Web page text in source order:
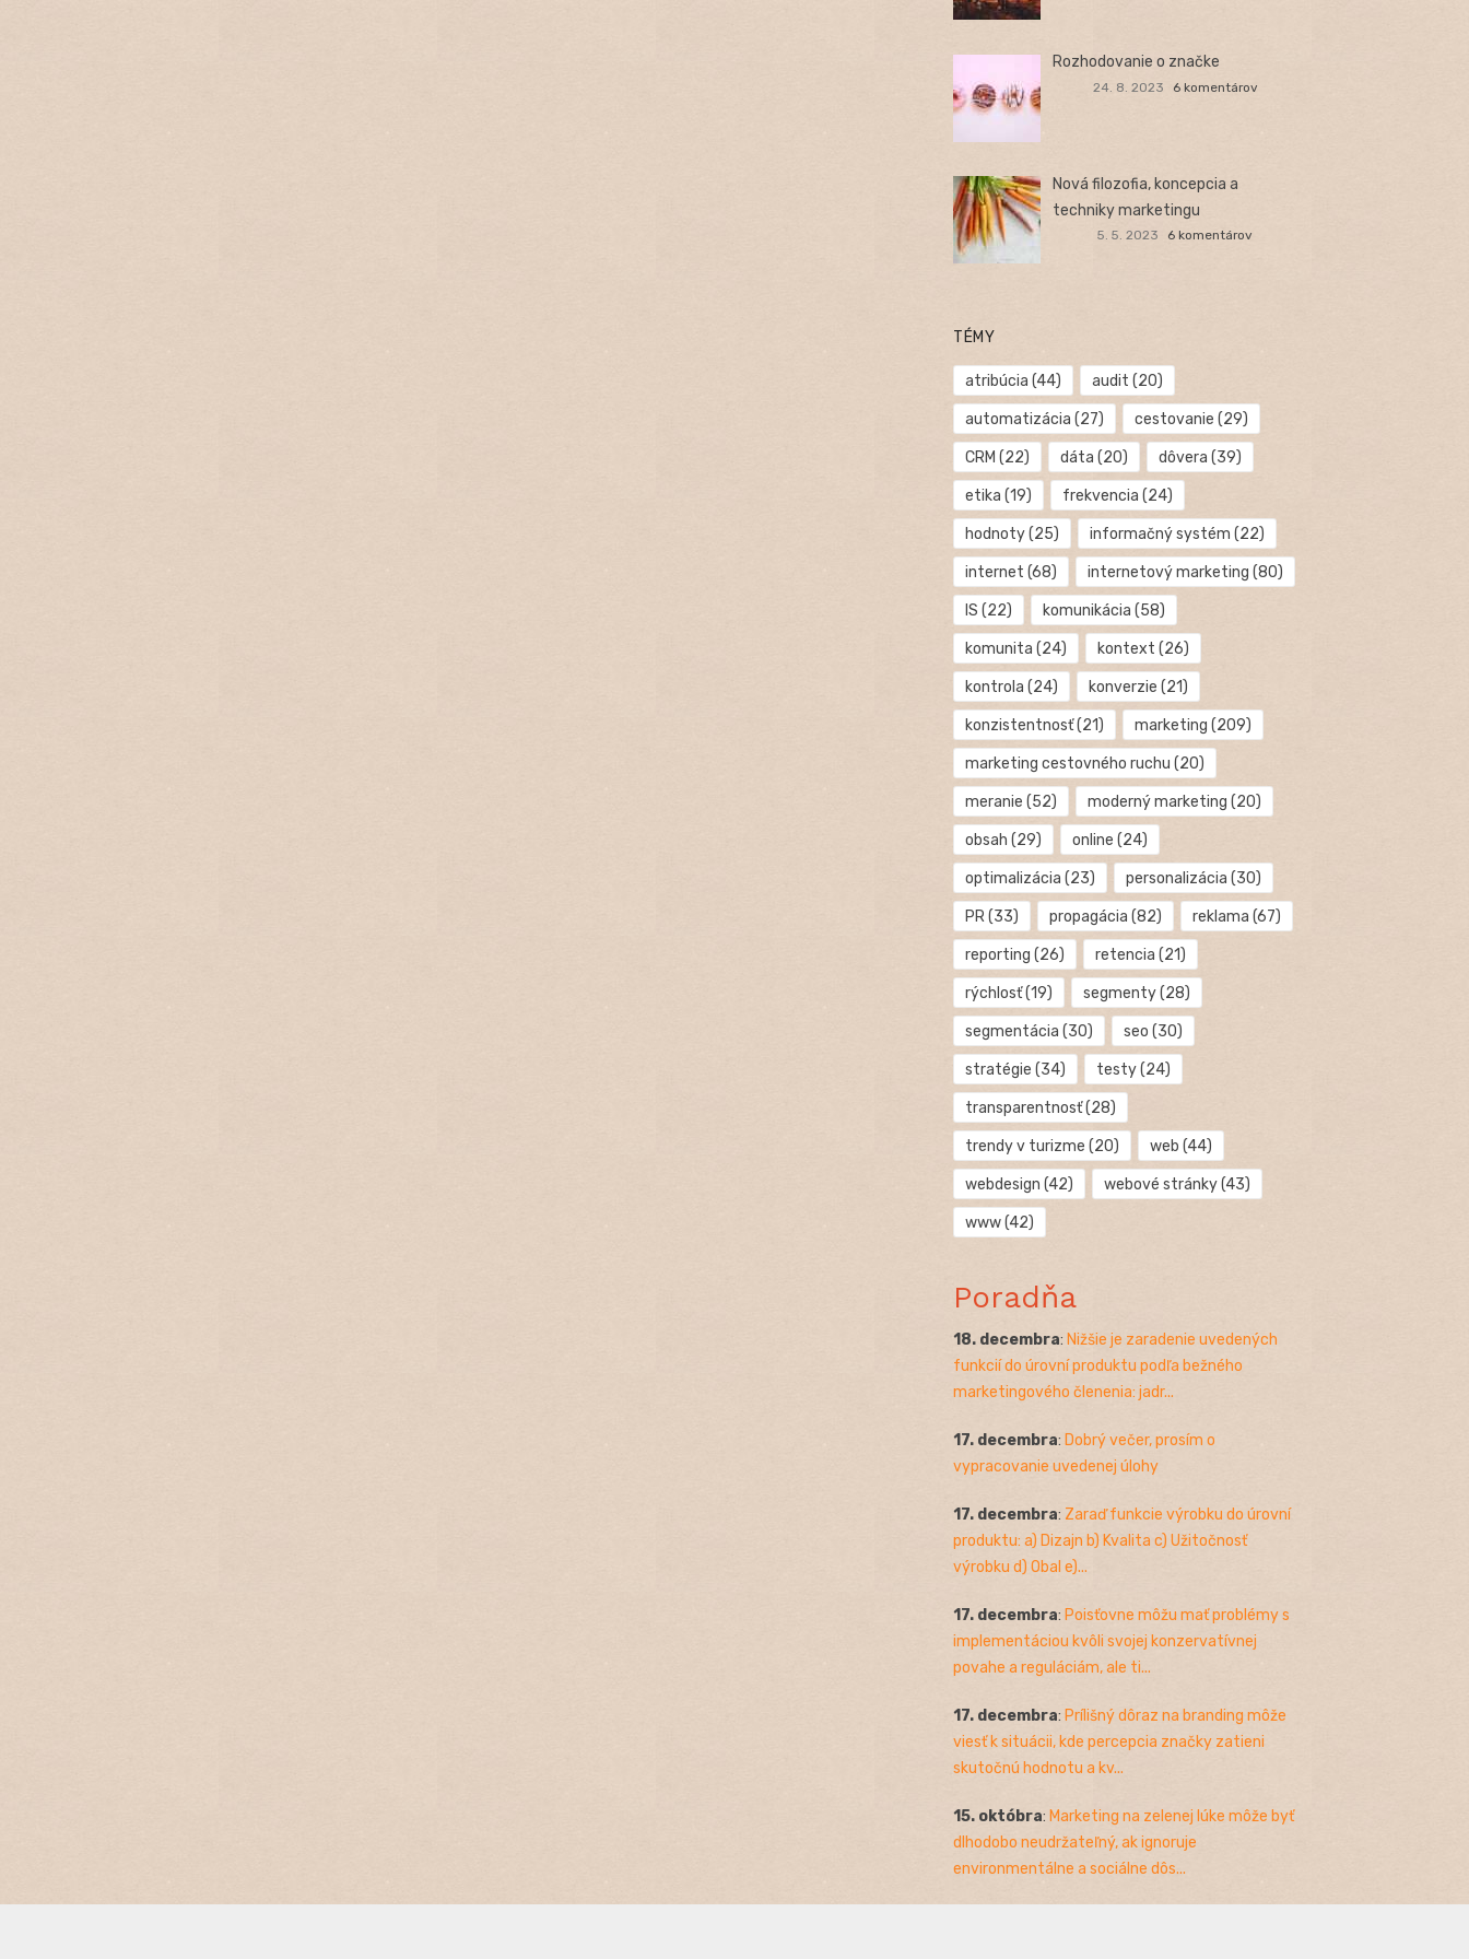
Rozhodovanie o značke
24. 8. 2023 6 komentárov
Nová filozofia, koncepcia a
techniky marketingu
5. 5. 2023 6 komentárov
TÉMY
atribúcia (44) audit (20)
automatizácia (27) cestovanie (29)
CRM (22) dáta (20) dôvera (39)
etika (19) frekvencia (24)
hodnoty(25) informačný systém (22)
internet (68) internetový marketing (80)
IS (22) komunikácia (58)
komunita (24) kontext (26)
kontrola (24) konverzie (21)
konzistentnosť(21) marketing (209)
marketing cestovného ruchu (20)
meranie (52) moderný marketing (20)
obsah (29) online (24)
optimalizácia (23) personalizácia (30)
PR(33) propagácia (82) reklama (67)
reporting (26) retencia (21)
rýchlosť(19) segmenty(28)
segmentácia (30) seo (30)
stratégie (34) testy(24)
transparentnosť(28)
trendy v turizme (20) web (44)
webdesign (42) webové stránky(43)
www(42)
Poradňa
18. decembra: Nižšie je zaradenie uvedených
funkcií do úrovní produktu podľa bežného
marketingového členenia: jadr...
17. decembra: Dobrý večer, prosím o
vypracovanie uvedenej úlohy
17. decembra: Zaraď funkcie výrobku do úrovní
produktu: a) Dizajn b) Kvalita c) Užitočnosť
výrobku d) Obal e)...
17. decembra: Poisťovne môžu mať problémy s
implementáciou kvôli svojej konzervatívnej
povahe a reguláciám, ale ti...
17. decembra: Prílišný dôraz na branding môže
viesť k situácii, kde percepcia značky zatieni
skutočnú hodnotu a kv...
15. októbra: Marketing na zelenej lúke môže byť
dlhodobo neudržateľný, ak ignoruje
environmentálne a sociálne dôs...